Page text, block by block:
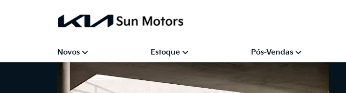
Novos Estoque Pós-Vendas